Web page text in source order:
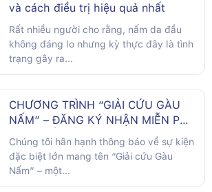
và cách điều trị hiệu quả nhất
Rất nhiều người cho rằng, nấm da đầu
không đáng lo nhưng kỳ thực đây là tình
trạng gây ra...
CHƯƠNG TRÌNH “GIẢI CỨU GÀU
NẤM” – ĐĂNG KÝ NHẬN MIỄN PHÍ
SẢN PHẨM
Chúng tôi hân hạnh thông báo về sự kiện
đặc biệt lớn mang tên “Giải cứu Gàu
Nấm” – một...